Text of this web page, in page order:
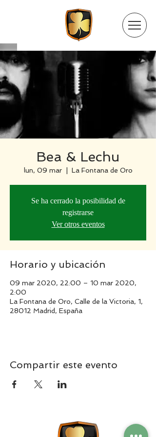
Bea & Lechu
lun, 09 mar
  |
La Fontana de Oro
Se ha cerrado la posibilidad de
registrarse
Ver otros eventos
Horario y ubicación
09 mar 2020, 22:00 – 10 mar 2020,
2:00
La Fontana de Oro, Calle de la Victoria, 1,
28012 Madrid, España
Compartir este evento